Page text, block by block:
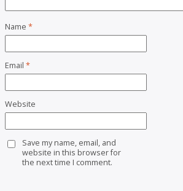
Name *
Email *
Website
Save my name, email, and
website in this browser for
the next time I comment.